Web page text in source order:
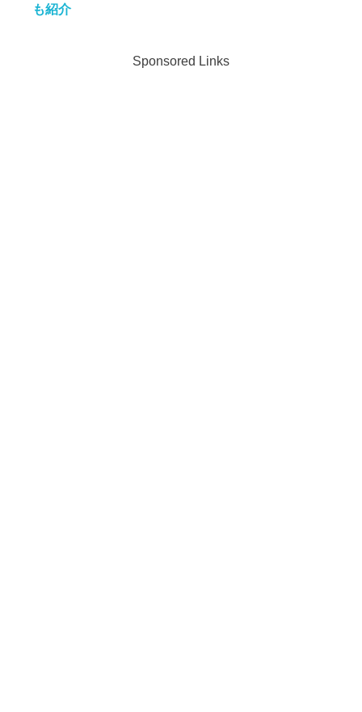
も紹介
Sponsored Links